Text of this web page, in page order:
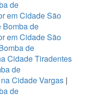
de
em Cidade São
Bomba de
em Cidade São
de
Cidade Tiradentes
de
Cidade Vargas |
de